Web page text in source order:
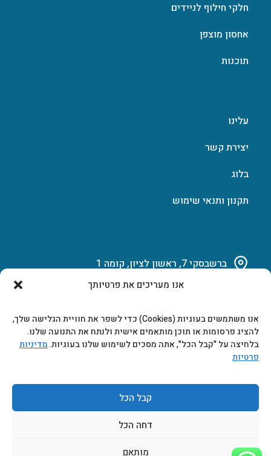
אנו מעריכים את פרטיותך
אנו משתמשים בעוגיות (Cookies) כדי לשפר את חוויית הגלישה שלך,
להציג פרסומות או תוכן מותאמים אישית ולנתח את התנועה שלנו.
בלחיצה על "קבל הכל", אתה מסכים לשימוש שלנו בעוגיות.מדיניות
פרטיות
קבל הכל
דחה הכל
מותאם
חלקי חילוף לניידים
אחסון מוצפן
תוכנות
עלינו
יצירת קשר
בלוג
תקנון ותנאי שימוש
ברשבסקי 7, ראשון לציון, קומה 1
marketing@b-tech.co.il